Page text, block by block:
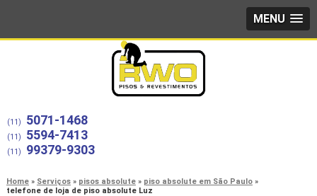
MENU
(11) 5071-1468
(11) 5594-7413
(11) 99379-9303
Home Serviços pisos absolute
piso absolute em São Paulo
telefone de loja de piso absolute Luz